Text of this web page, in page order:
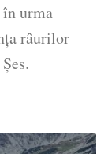
urma
râurilor